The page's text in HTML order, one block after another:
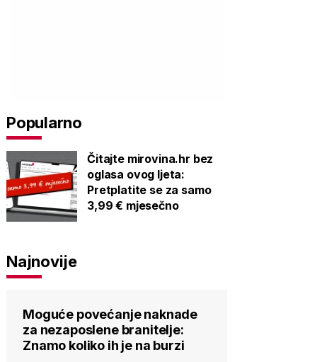
Popularno
Čitajte mirovina.hr bez
oglasa ovog ljeta:
Pretplatite se za samo
3,99 € mjesečno
Najnovije
Moguće povećanje naknade
za nezaposlene branitelje:
Znamo koliko ih je na burzi